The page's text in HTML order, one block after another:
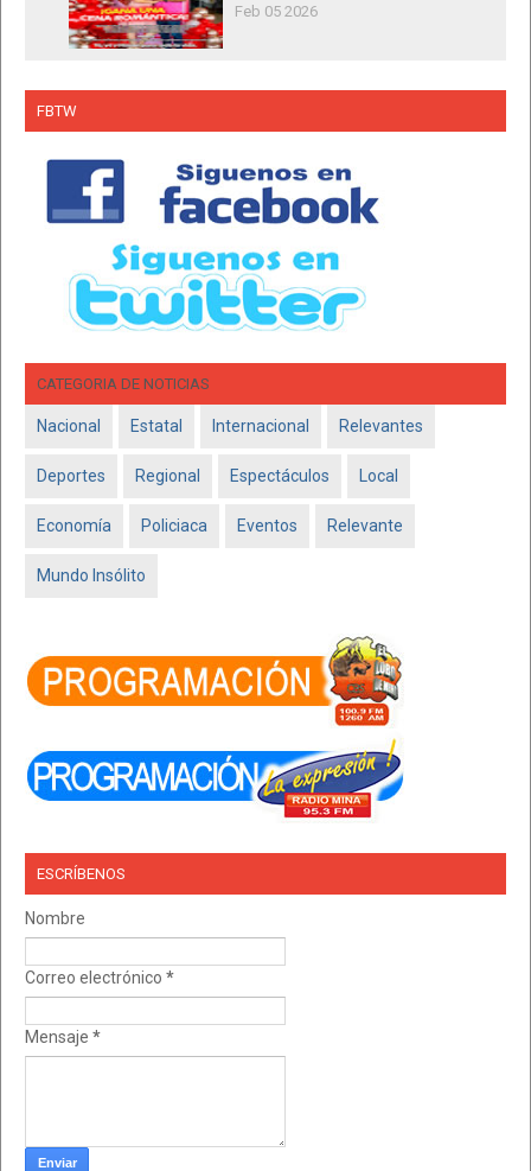
Feb 05 2026
FBTW
CATEGORIA DE NOTICIAS
Nacional Estatal Internacional Relevantes
Deportes Regional Espectáculos Local
Economía Policiaca Eventos Relevante
Mundo Insólito
ESCRÍBENOS
Nombre
Correo electrónico *
Mensaje *